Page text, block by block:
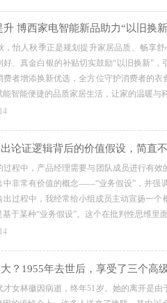
博西家电智能新品助力“以旧换
，怡人秋季正是规划提升家居品质、畅享
好、真金白银的补贴切实鼓励“以旧换新”
费者增添换新优选，全方位守护消费者的
智能便捷的品质家居生活，让家的温暖与
论证逻辑背后的价值假设，简直
过程中，产品经理需要与团队成员进行有
中非常有价值的概念——“业务假设”，并强
过程中，我经常给小组成员主动宣扬一
于某种“业务假设”。这个在批判性思维里
？1955年去世后，享受了三个高
才女林徽因病逝，终年51岁。她的离开是